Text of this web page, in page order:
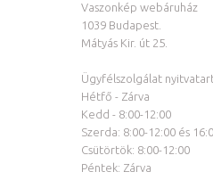
Vaszonkép webáruház
1039 Budapest.
Mátyás Kir. út 25.
Ügyfélszolgálat
Hétfő - Zárva
Kedd - 8:00-12:00
Szerda: 8:00-12:00 és
Csütörtök: 8:00-12:00
Péntek: Zárva